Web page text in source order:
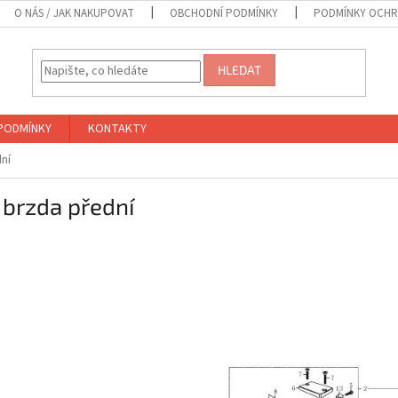
O NÁS / JAK NAKUPOVAT OBCHODNÍ PODMÍNKY PODMÍNKY
HLEDAT
KONTAKTY
přední